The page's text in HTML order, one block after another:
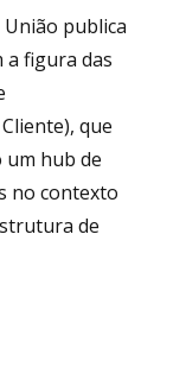
publica
a figura das
que
um hub de
no contexto
de